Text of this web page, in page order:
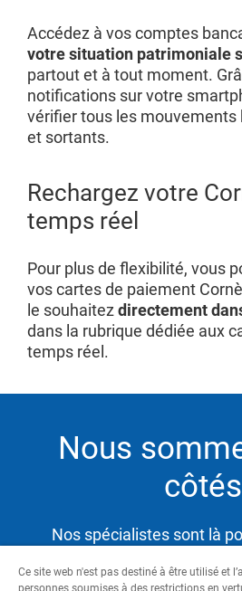
Accédez à vos comptes
votre situation patrimoniale
partout et à tout moment.
notifications sur votre
vérifier tous les
et sortants.
Rechargez votre
temps réel
Pour plus de flexibilité, vous
vos cartes de paiement
le souhaitez directement
dans la rubrique dédiée aux
temps réel.
Nous
côtés
Nos spécialistes sont là
besoins tout en vous
Ce site web n'est pas destiné à être utilisé et
personnes soumises à des restrictions en